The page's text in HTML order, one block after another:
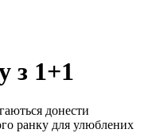
з 1+1
донести
ранку для улюблених